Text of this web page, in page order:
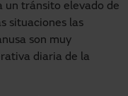
un tránsito elevado de
situaciones las
son muy
diaria de la